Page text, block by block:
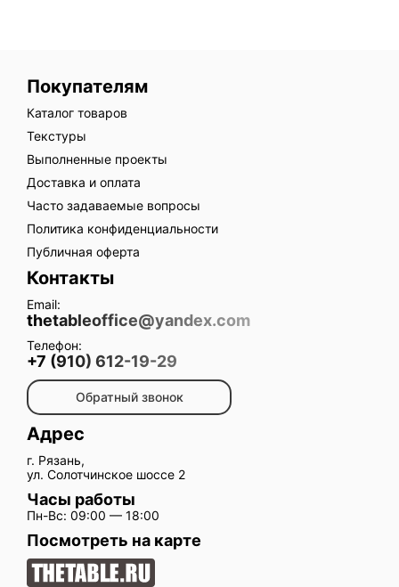
Покупателям
Каталог товаров
Текстуры
Выполненные проекты
Доставка и оплата
Часто задаваемые вопросы
Политика конфиденциальности
Публичная оферта
Контакты
Email:
thetableoffice@yandex.com
Телефон:
+7 (910) 612-19-29
Обратный звонок
Адрес
г. Рязань,
ул. Солотчинское шоссе 2
Часы работы
Пн-Вс: 09:00 — 18:00
Посмотреть на карте